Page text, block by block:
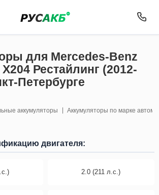
для Mercedes-Benz
Рестайлинг (2012-
Петербурге
аккумуляторы Аккумуляторы по марке
двигателя:
2.0 (211 л.с.)